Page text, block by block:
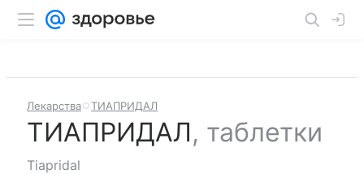
Лекарства ТИАПРИДАЛ
ТИАПРИДАЛ, таблетки
Tiapridal